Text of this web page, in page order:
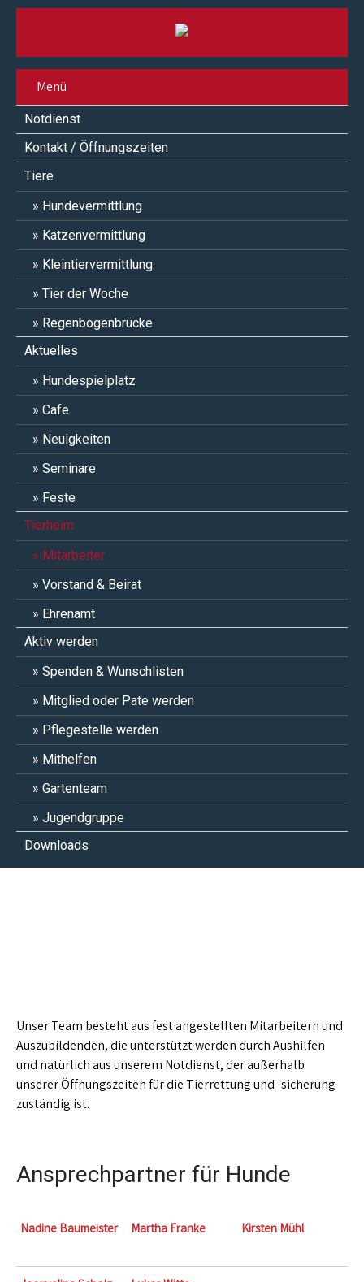
Menü
Notdienst
Kontakt / Öffnungszeiten
Tiere
Hundevermittlung
Katzenvermittlung
Kleintiervermittlung
Tier der Woche
Regenbogenbrücke
Aktuelles
Hundespielplatz
Cafe
Neuigkeiten
Seminare
Feste
Tierheim
Mitarbeiter
Vorstand & Beirat
Ehrenamt
Aktiv werden
Spenden & Wunschlisten
Mitglied oder Pate werden
Pflegestelle werden
Mithelfen
Gartenteam
Jugendgruppe
Downloads
Unser Team besteht aus fest angestellten Mitarbeitern und
Auszubildenden, die unterstützt werden durch Aushilfen
und natürlich aus unserem Notdienst, der außerhalb
unserer Öffnungszeiten für die Tierrettung und -sicherung
zuständig ist.
Ansprechpartner für Hunde
Nadine Baumeister Martha Franke Kirsten Mühl